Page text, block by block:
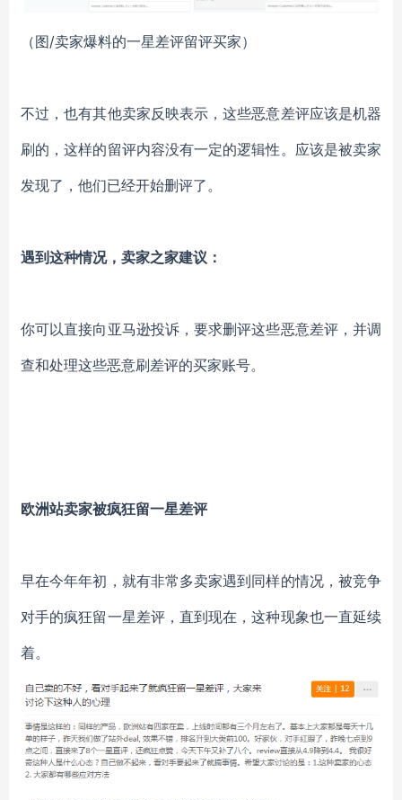
（图/卖家爆料的一星差评留评买家）
不过，也有其他卖家反映表示，这些恶意差评应该是机器
刷的，这样的留评内容没有一定的逻辑性。应该是被卖家
发现了，他们已经开始删评了。
遇到这种情况，卖家之家建议：
你可以直接向亚马逊投诉，要求删评这些恶意差评，并调
查和处理这些恶意刷差评的买家账号。
欧洲站卖家被疯狂留一星差评
早在今年年初，就有非常多卖家遇到同样的情况，被竞争
对手的疯狂留一星差评，直到现在，这种现象也一直延续
着。